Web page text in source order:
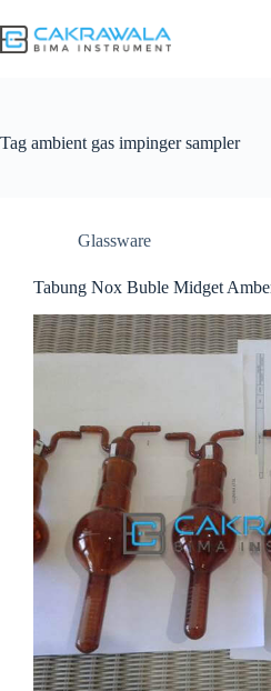
to
content
Tag ambient gas impinger sampler
Glassware
Tabung Nox Buble Midget